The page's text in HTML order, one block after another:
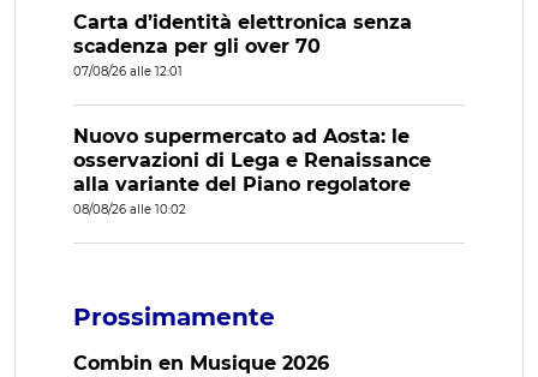
Carta d’identità elettronica senza
scadenza per gli over 70
07/08/26 alle 12:01
Nuovo supermercato ad Aosta: le
osservazioni di Lega e Renaissance
alla variante del Piano regolatore
08/08/26 alle 10:02
Prossimamente
Combin en Musique 2026